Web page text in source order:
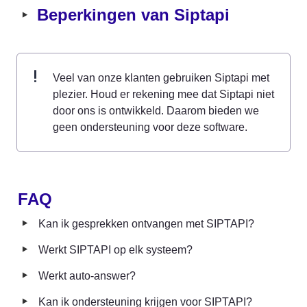
‣ Beperkingen van Siptapi
Veel van onze klanten gebruiken Siptapi met
plezier. Houd er rekening mee dat Siptapi niet
door ons is ontwikkeld. Daarom bieden we
geen ondersteuning voor deze software.
FAQ
‣ Kan ik gesprekken ontvangen met SIPTAPI?
‣ Werkt SIPTAPI op elk systeem?
‣ Werkt auto-answer?
‣ Kan ik ondersteuning krijgen voor SIPTAPI?